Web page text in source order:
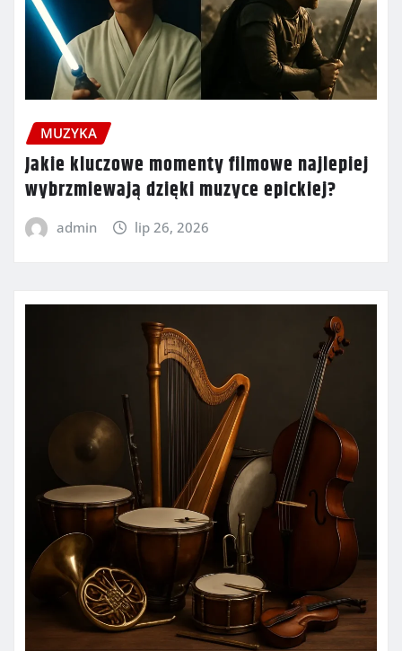
MUZYKA
Jakie kluczowe momenty filmowe najlepiej
wybrzmiewają dzięki muzyce epickiej?
admin lip 26, 2026